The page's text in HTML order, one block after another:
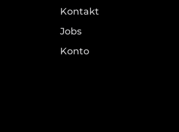
Kontakt
Jobs
Konto